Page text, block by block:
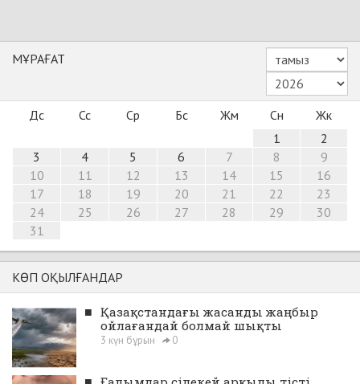
МҰРАҒАТ
Дс Сс Ср Бс Жм Сн
Жк
1
2
3
4 5 6 7 8
9
10
11 12 13 14 15
16
17
18 19 20 21 22
23
24
25 26 27 28 29
30
31
КӨП ОҚЫЛҒАНДАР
■ Қазақстандағы жасанды жаңбыр
ойлағандай болмай шықты
3 күн бұрын 0